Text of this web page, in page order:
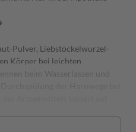
Pulver, Liebstöckelwurzel-
Körper bei leichten